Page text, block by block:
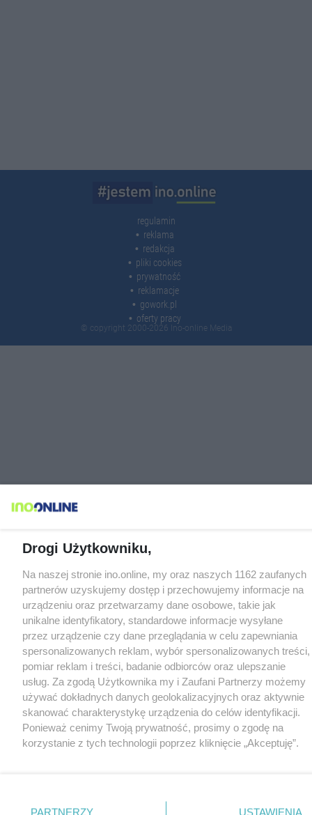
regulamin
reklama
redakcja
pliki cookies
prywatność
reklamacje
gowork.pl
oferty pracy
© copyright 2000-2026 Ino-online Media
Drogi Użytkowniku,
Na naszej stronie ino.online, my oraz naszych 1162 zaufanych
partnerów uzyskujemy dostęp i przechowujemy informacje na
urządzeniu oraz przetwarzamy dane osobowe, takie jak
unikalne identyfikatory, standardowe informacje wysyłane
przez urządzenie czy dane przeglądania w celu zapewniania
spersonalizowanych reklam, wybór spersonalizowanych treści,
pomiar reklam i treści, badanie odbiorców oraz ulepszanie
usług. Za zgodą Użytkownika my i Zaufani Partnerzy możemy
używać dokładnych danych geolokalizacyjnych oraz aktywnie
skanować charakterystykę urządzenia do celów identyfikacji.
Ponieważ cenimy Twoją prywatność, prosimy o zgodę na
korzystanie z tych technologii poprzez kliknięcie „Akceptuję”.
nie wymagają zgody użytkownika, ale masz prawo sprzeciwić
PARTNERZY USTAWIENIA